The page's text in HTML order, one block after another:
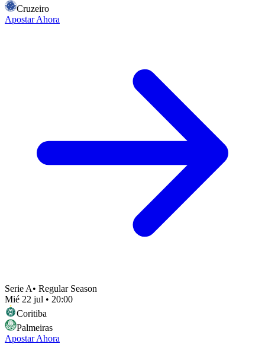
Cruzeiro
Apostar Ahora
Serie A• Regular Season
Mié 22 jul • 20:00
Coritiba
Palmeiras
Apostar Ahora